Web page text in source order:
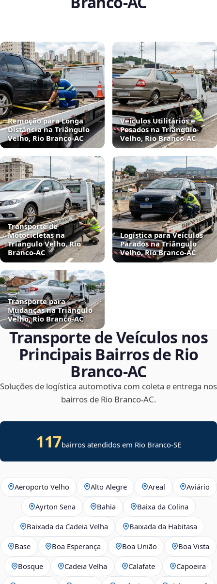
Remoção para Longa
Distância na Triângulo
Velho, Rio Branco‑AC
Veículos Utilitários e
Pesados na Triângulo
Velho, Rio Branco‑AC
Transporte de
Motocicletas na
Triângulo Velho, Rio
Branco‑AC
Logística para Veículos
Parados na Triângulo
Velho, Rio Branco‑AC
Transporte para
Mudanças na Triângulo
Velho, Rio Branco‑AC
Transporte de Veículos nos
Principais Bairros de Rio
Branco‑AC
Soluções de logística automotiva com coleta e entrega nos
bairros de Rio Branco‑AC.
117bairros atendidos em Rio Branco-SE
Aeroporto Velho Alto Alegre Areal Aviário
Ayrton Sena Bahia Baixa da Colina
Baixada da Cadeia Velha Baixada da Habitasa
Base Boa Esperança Boa União Boa Vista
Bosque Cadeia Velha Calafate Capoeira